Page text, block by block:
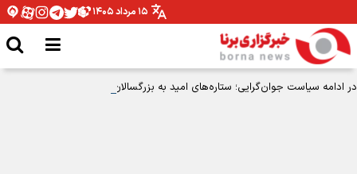
۱۵ مرداد ۱۴۰۵
در ادامه سیاست جوان‌گرایی؛ ستاره‌های امید به بزرگسالان اضافه شدند